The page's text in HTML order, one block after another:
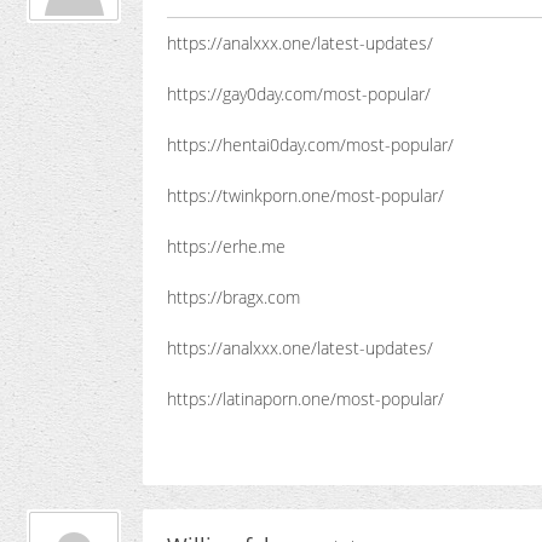
https://analxxx.one/latest-updates/
https://gay0day.com/most-popular/
https://hentai0day.com/most-popular/
https://twinkporn.one/most-popular/
https://erhe.me
https://bragx.com
https://analxxx.one/latest-updates/
https://latinaporn.one/most-popular/